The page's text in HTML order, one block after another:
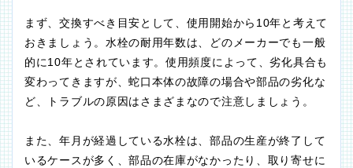
まず、交換すべき目安として、使用開始から10年と考えて
おきましょう。水栓の耐用年数は、どのメーカーでも一般
的に10年とされています。使用頻度によって、劣化具合も
変わってきますが、蛇口本体の故障の場合や部品の劣化な
ど、トラブルの原因はさまざまなので注意しましょう。
また、年月が経過している水栓は、部品の生産が終了して
いるケースが多く、部品の在庫がなかったり、取り寄せに